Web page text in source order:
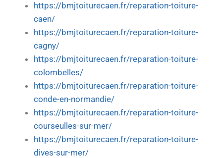
https://bmjtoiturecaen.fr/reparation-toiture-
caen/
https://bmjtoiturecaen.fr/reparation-toiture-
cagny/
https://bmjtoiturecaen.fr/reparation-toiture-
colombelles/
https://bmjtoiturecaen.fr/reparation-toiture-
conde-en-normandie/
https://bmjtoiturecaen.fr/reparation-toiture-
courseulles-sur-mer/
https://bmjtoiturecaen.fr/reparation-toiture-
dives-sur-mer/